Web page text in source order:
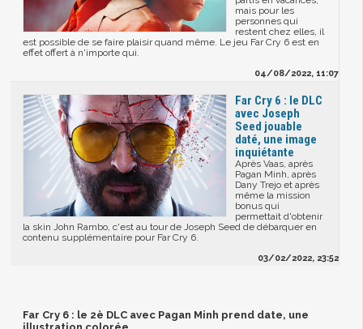
mais pour les
personnes qui
restent chez elles, il
est possible de se faire plaisir quand même. Le jeu Far Cry 6 est en
effet offert à n'importe qui.
04/08/2022, 11:07
Far Cry 6 : le DLC
avec Joseph
Seed jouable
daté, une image
inquiétante
Après Vaas, après
Pagan Minh, après
Dany Trejo et après
même la mission
bonus qui
permettait d'obtenir
la skin John Rambo, c'est au tour de Joseph Seed de débarquer en
contenu supplémentaire pour Far Cry 6.
03/02/2022, 23:52
Far Cry 6 : le 2è DLC avec Pagan Minh prend date, une